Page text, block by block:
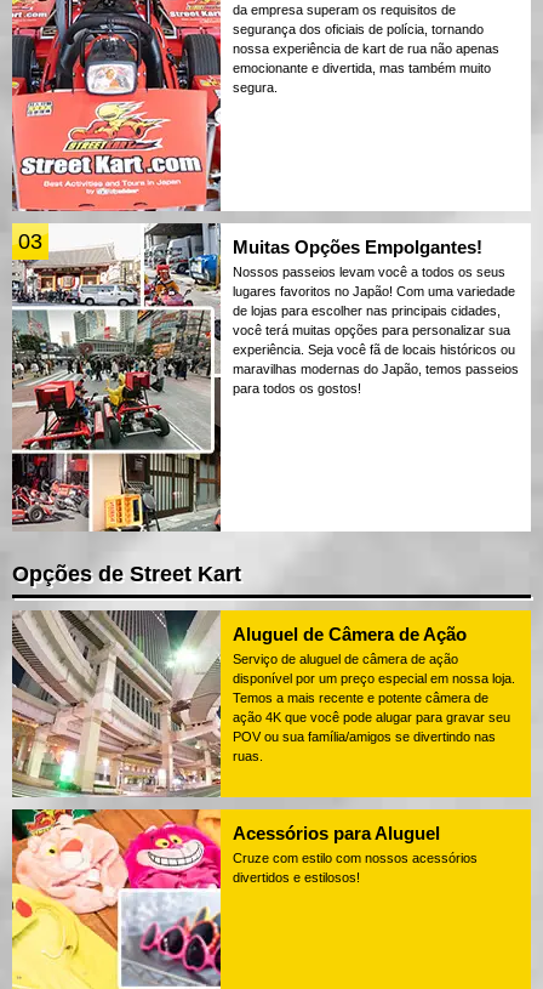
da empresa superam os requisitos de
segurança dos oficiais de polícia, tornando
nossa experiência de kart de rua não apenas
emocionante e divertida, mas também muito
segura.
03 Muitas Opções Empolgantes!
Nossos passeios levam você a todos os seus
lugares favoritos no Japão! Com uma variedade
de lojas para escolher nas principais cidades,
você terá muitas opções para personalizar sua
experiência. Seja você fã de locais históricos ou
maravilhas modernas do Japão, temos passeios
para todos os gostos!
Opções de Street Kart
Aluguel de Câmera de Ação
Serviço de aluguel de câmera de ação
disponível por um preço especial em nossa loja.
Temos a mais recente e potente câmera de
ação 4K que você pode alugar para gravar seu
POV ou sua família/amigos se divertindo nas
ruas.
Acessórios para Aluguel
Cruze com estilo com nossos acessórios
divertidos e estilosos!